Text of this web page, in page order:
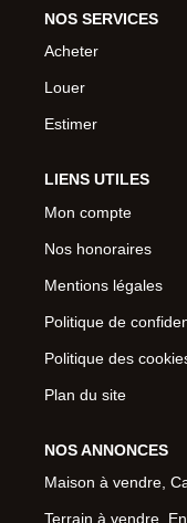
NOS SERVICES
Acheter
Louer
Estimer
LIENS UTILES
Mon compte
Nos honoraires
Mentions légales
Politique de
Politique des
Plan du site
NOS ANNONCES
Maison à vendre,
Terrain à vendre,